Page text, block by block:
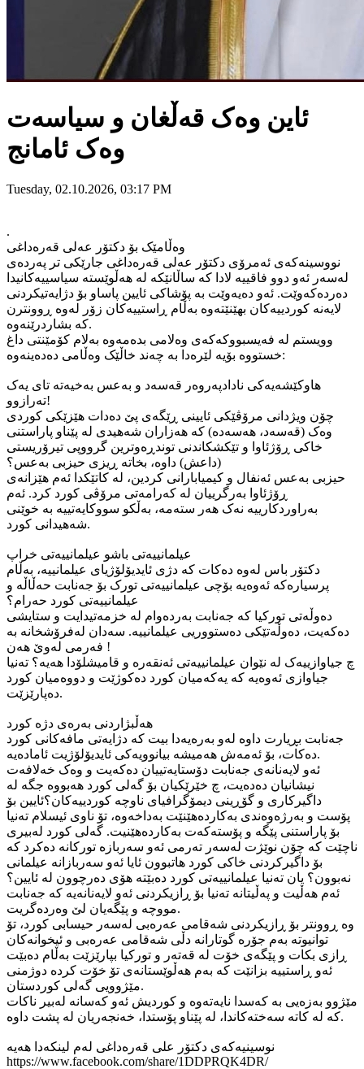
ئاین وەک قەڵغان و سیاسەت
وەک ئامانج
Tuesday, 02.10.2026, 03:17 PM
.
وەڵامێک بۆ دکتۆر عەلی قەرەداغی
نووسینەکەی ئەمرۆی دکتۆر عەلی قەرەداغی جارێکی تر پەردەی
لەسەر ئەو دوو فاقییە لادا کە ساڵانێکە لە هەڵوێستە سیاسییەکانیدا
دەردەکەوێت. ئەو دەیەوێت بە پۆشاکی ئایین پاساو بۆ دژایەتیکردنی
لایەنە کوردییەکان بهێنێتەوە بەڵام ڕاستییەکان زۆر لەوە ڕوونترن
کە بشاردرێنەوە.
وویستم لە فەیسبووکەکەی وەلامی بدەمەوە بەلام کۆمێنتی داغ
خستووە بۆیە لێرەدا بە چەند خاڵێک وەڵامی دەدەینەوە:
هاوکێشەیەکی نادادپەروەر قەسەد و بەعس بەخیەتە تای یەک
تەرازوو!
چۆن ویژدانی مرۆڤێکی ئایینی ڕێگەی پێ دەدات هێزێکی کوردی
وەک (قەسەد، هەسەدە) کە هەزاران شەهیدی لە پێناو پاراستنی
خاکی ڕۆژئاوا و تێكشکاندنی توندڕەوترین گرووپی تیرۆریستی
(داعش) داوە، بخاتە ڕیزی حیزبی بەعس؟
حیزبی بەعس ئەنفال و کیمیابارانی کردین، لە کاتێکدا ئەم هێزانەی
ڕۆژئاوا بەرگرییان لە کەرامەتی مرۆڤی کورد کرد. ئەم
بەراوردکارییە نەک هەر ستەمە، بەڵکو سووکایەتییە بە خوێنی
شەهیدانی کورد.
عیلمانییەتی باشو عیلمانییەتی خراپ
دکتۆر باس لەوە دەکات کە دژی ئایدیۆلۆژیای عیلمانییە، بەڵام
پرسیارەکە ئەوەیە بۆچی عیلمانییەتی تورک بۆ جەنابت حەڵاڵە و
عیلمانییەتی کورد حەرام؟
دەوڵەتی تورکیا کە جەنابت بەردەوام لە خزمەتیدایت و ستایشی
دەکەیت، دەوڵەتێکی دەستووریی عیلمانییە. سەدان لەفرۆشخانە بە
فەرمی لەوێ هەن !
چ جیاوازییەک لە نێوان عیلمانییەتی ئەنقەرە و قامیشلۆدا هەیە؟ تەنیا
جیاوازی ئەوەیە کە یەکەمیان کورد دەکوژێت و دووەمیان کورد
دەپارێزێت.
هەڵبژاردنی بەرەی دژە کورد
جەنابت بڕیارت داوە لەو بەرەیەدا بیت کە دژایەتی مافەکانی کورد
دەکات، بۆ ئەمەش هەمیشە بیانوویەکی ئایدیۆلۆژیت ئامادەیە.
ئەو لایەنانەی جەنابت دۆستایەتییان دەکەیت و وەک خەلافەت
نیشانیان دەدەیت، چ خێرێکیان بۆ گەلی کورد هەبووە جگە لە
داگیرکاری و گۆڕینی دیمۆگرافیای ناوچە کوردییەکان؟ئایین بۆ
پۆست و بەرژەوەندی بەکاردەهێنێت بەداخەوە، تۆ ناوی ئیسلام تەنیا
بۆ پاراستنی پێگە و پۆستەکەت بەکاردەهێنیت. گەلی کورد لەبیری
ناچێت کە چۆن نوێژت لەسەر تەرمی ئەو سەربازە تورکانە دەکرد کە
بۆ داگیرکردنی خاکی کورد هاتبوون ئایا ئەو سەربازانە عیلمانی
نەبوون؟ یان تەنیا عیلمانییەتی کورد دەبێتە هۆی دەرچوون لە ئایین؟
ئەم هەڵیت و پەڵیتانە تەنیا بۆ ڕازیکردنی ئەو لایەنانەیە کە جەنابت
مووچە و پێگەیان لێ وەردەگریت.
وە ڕوونتر بۆ ڕازیکردنی شەقامی عەرەبی لەسەر حیسابی کورد، تۆ
توانیوتە بەم جۆرە گوتارانە دڵی شەقامی عەرەبی و ئیخوانەکان
ڕازی بکات و پێگەی خۆت لە قەتەر و تورکیا بپارێزێت بەڵام دەبێت
ئەو ڕاستییە بزانێت کە بەم هەڵوێستانەی تۆ خۆت کردە دوژمنی
مێژوویی گەلی کوردستان.
مێژوو بەزەیی بە کەسدا نایەتەوە و کوردیش ئەو کەسانە لەبیر ناکات
کە لە کاتە سەختەکاندا، لە پێناو پۆستدا، خەنجەریان لە پشت داوە.
نوسینیەکەی دکتۆر علی قەرەداغی لەم لینکەدا هەیە
https://www.facebook.com/share/1DDPRQK4DR/